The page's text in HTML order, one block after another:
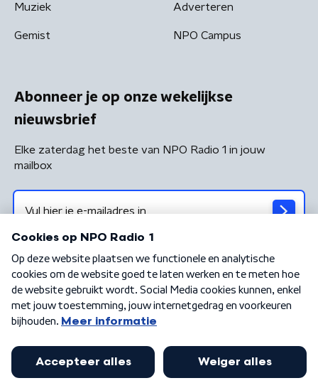
Muziek
Gemist
Adverteren
NPO Campus
Abonneer je op onze wekelijkse
nieuwsbrief
Elke zaterdag het beste van NPO Radio 1 in jouw
mailbox
Algemene voorwaarden